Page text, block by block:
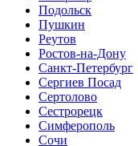
Подольск
Пушкин
Реутов
Ростов-на-Дону
Санкт-Петербург
Сергиев Посад
Сертолово
Сестрорецк
Симферополь
Сочи